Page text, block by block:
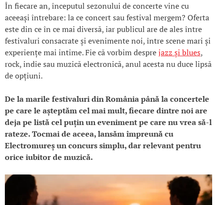
În fiecare an, începutul sezonului de concerte vine cu
aceeași întrebare: la ce concert sau festival mergem? Oferta
este din ce în ce mai diversă, iar publicul are de ales între
festivaluri consacrate și evenimente noi, între scene mari și
experiențe mai intime. Fie că vorbim desprejazz și blues,
rock, indie sau muzică electronică, anul acesta nu duce lipsă
de opțiuni.
De la marile festivaluri din România până la concertele
pe care le așteptăm cel mai mult, fiecare dintre noi are
deja pe listă cel puțin un eveniment pe care nu vrea să-l
rateze. Tocmai de aceea, lansăm împreună cu
Electromureș un concurs simplu, dar relevant pentru
orice iubitor de muzică.